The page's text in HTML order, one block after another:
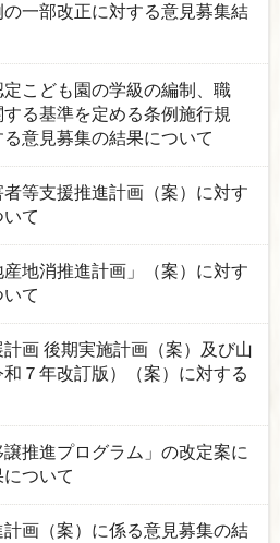
一部改正に対する意見募集結
定こども園の学級の編制、職
る基準を定める条例施行規
意見募集の結果について
等支援推進計画（案）に対す
て
地消推進計画」（案）に対す
て
画 後期実施計画（案）及び山
７年改訂版）（案）に対する
譲推進プログラム」の改定案に
ついて
画（案）に係る意見募集の結